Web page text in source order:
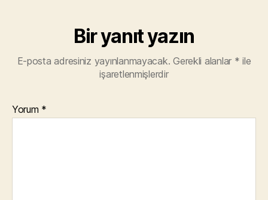
Bir yanıt yazın
E-posta adresiniz yayınlanmayacak. Gerekli alanlar * ile
işaretlenmişlerdir
Yorum *